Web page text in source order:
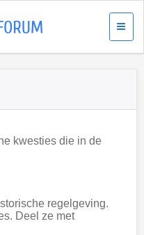
kwesties die in de
regelgeving.
Deel ze met